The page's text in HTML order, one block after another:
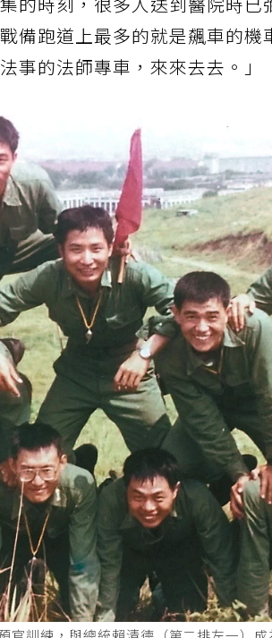
的時刻，很多人送到醫院時已
備跑道上最多的就是飆車的機
事的法師專車，來來去去。」